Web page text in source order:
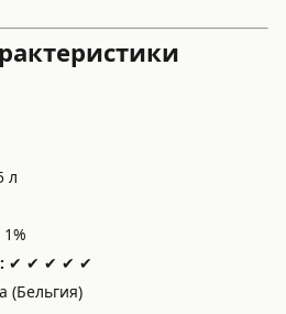
л
✔ ✔ ✔ ✔ ✔
(Бельгия)